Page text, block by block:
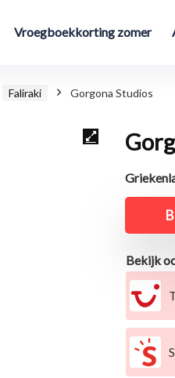
Vroegboekkorting zomer
Faliraki Gorgona Studios
Bekijk